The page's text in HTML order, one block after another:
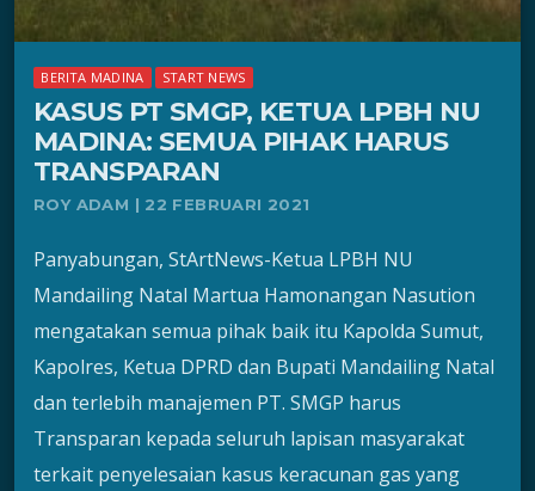
BERITA MADINA START NEWS
KASUS PT SMGP, KETUA LPBH NU
MADINA: SEMUA PIHAK HARUS
TRANSPARAN
ROY ADAM | 22 FEBRUARI 2021
Panyabungan, StArtNews-Ketua LPBH NU
Mandailing Natal Martua Hamonangan Nasution
mengatakan semua pihak baik itu Kapolda Sumut,
Kapolres, Ketua DPRD dan Bupati Mandailing Natal
dan terlebih manajemen PT. SMGP harus
Transparan kepada seluruh lapisan masyarakat
terkait penyelesaian kasus keracunan gas yang